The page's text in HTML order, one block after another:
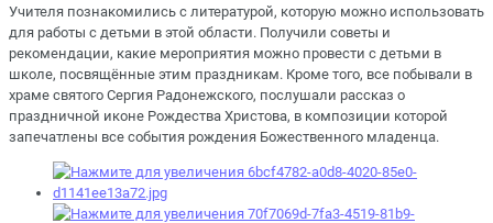
Учителя познакомились с литературой, которую можно использовать
для работы с детьми в этой области. Получили советы и
рекомендации, какие мероприятия можно провести с детьми в
школе, посвящённые этим праздникам. Кроме того, все побывали в
храме святого Сергия Радонежского, послушали рассказ о
праздничной иконе Рождества Христова, в композиции которой
запечатлены все события рождения Божественного младенца.